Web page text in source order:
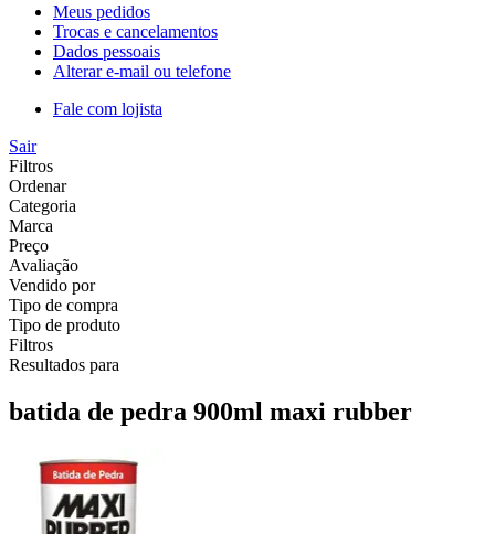
Meus pedidos
Trocas e cancelamentos
Dados pessoais
Alterar e-mail ou telefone
Fale com lojista
Sair
Filtros
Ordenar
Categoria
Marca
Preço
Avaliação
Vendido por
Tipo de compra
Tipo de produto
Filtros
Resultados para
batida de pedra 900ml maxi rubber